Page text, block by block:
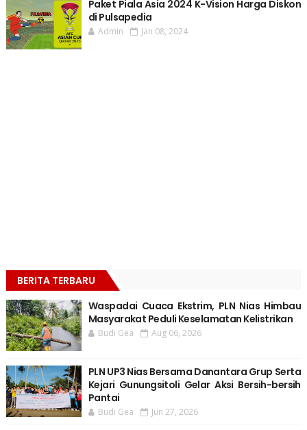
Paket Piala Asia 2024 K-Vision Harga Diskon
di Pulsapedia
Admin Jan 08, 2024
BERITA TERBARU
Waspadai Cuaca Ekstrim, PLN Nias Himbau
Masyarakat Peduli Keselamatan Kelistrikan
Budi Gea Aug 06, 2026
PLN UP3 Nias Bersama Danantara Grup Serta
Kejari Gunungsitoli Gelar Aksi Bersih-bersih
Pantai
Budi Gea Jun 27, 2026